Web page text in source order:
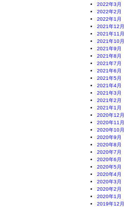
2022年3月
2022年2月
2022年1月
2021年12月
2021年11月
2021年10月
2021年9月
2021年8月
2021年7月
2021年6月
2021年5月
2021年4月
2021年3月
2021年2月
2021年1月
2020年12月
2020年11月
2020年10月
2020年9月
2020年8月
2020年7月
2020年6月
2020年5月
2020年4月
2020年3月
2020年2月
2020年1月
2019年12月